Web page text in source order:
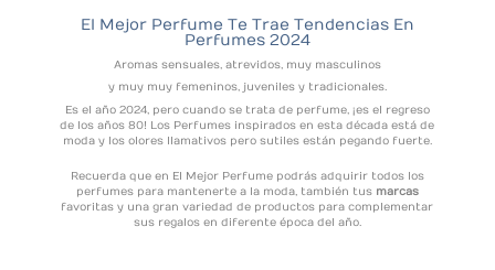
El Mejor Perfume Te Trae Tendencias En
Perfumes 2024
Aromas sensuales, atrevidos, muy masculinos
y muy muy femeninos, juveniles y tradicionales.
Es el año 2024, pero cuando se trata de perfume, ¡es el regreso
de los años 80! Los Perfumes inspirados en esta década está de
moda y los olores llamativos pero sutiles están pegando fuerte.
Recuerda que en El Mejor Perfume podrás adquirir todos los
perfumes para mantenerte a la moda, también tus marcas
favoritas y una gran variedad de productos para complementar
sus regalos en diferente época del año.